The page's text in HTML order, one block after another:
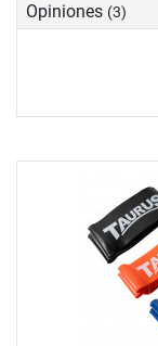
Opiniones (3)